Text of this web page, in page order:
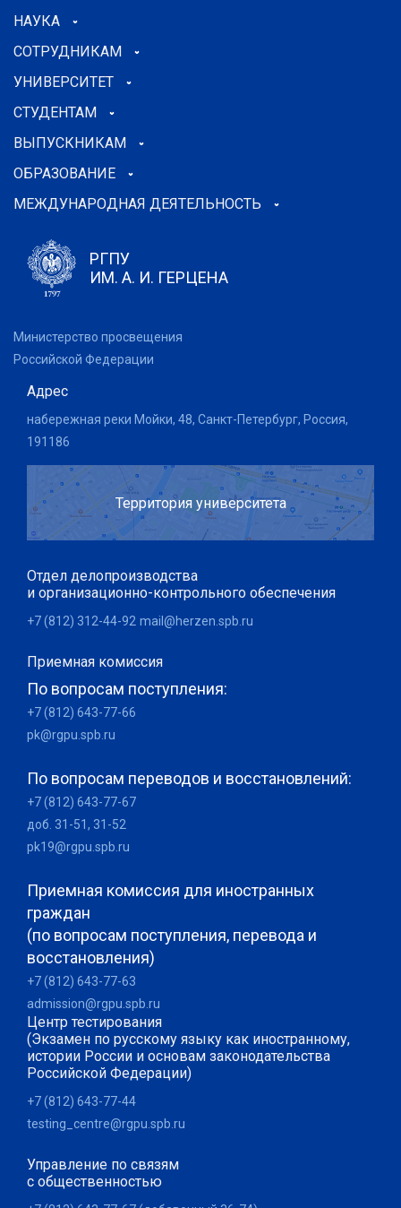
НАУКА
СОТРУДНИКАМ
УНИВЕРСИТЕТ
СТУДЕНТАМ
ВЫПУСКНИКАМ
ОБРАЗОВАНИЕ
МЕЖДУНАРОДНАЯ ДЕЯТЕЛЬНОСТЬ
РГПУ
ИМ. А. И. ГЕРЦЕНА
Министерство просвещения
Российской Федерации
Адрес
набережная реки Мойки, 48, Санкт-Петербург, Россия,
191186
Территория университета
Отдел делопроизводства
и организационно-контрольного обеспечения
+7 (812) 312-44-92 mail@herzen.spb.ru
Приемная комиссия
По вопросам поступления:
+7 (812) 643-77-66
pk@rgpu.spb.ru
По вопросам переводов и восстановлений:
+7 (812) 643-77-67
доб. 31-51, 31-52
pk19@rgpu.spb.ru
Приемная комиссия для иностранных
граждан
(по вопросам поступления, перевода и
восстановления)
+7 (812) 643-77-63
admission@rgpu.spb.ru
Центр тестирования
(Экзамен по русскому языку как иностранному,
истории России и основам законодательства
Российской Федерации)
+7 (812) 643-77-44
testing_centre@rgpu.spb.ru
Управление по связям
с общественностью